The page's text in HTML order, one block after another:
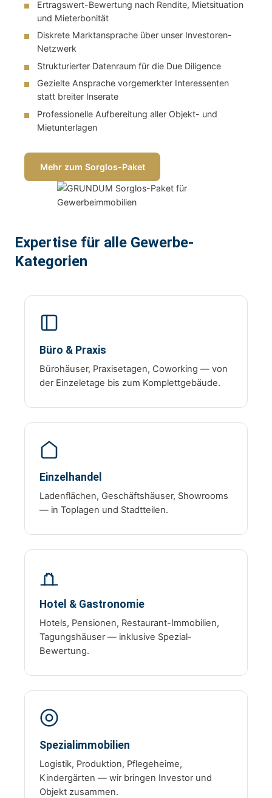
Ertragswert-Bewertung nach Rendite, Mietsituation
und Mieterbonität
Diskrete Marktansprache über unser Investoren-
Netzwerk
Strukturierter Datenraum für die Due Diligence
Gezielte Ansprache vorgemerkter Interessenten
statt breiter Inserate
Professionelle Aufbereitung aller Objekt- und
Mietunterlagen
Mehr zum Sorglos-Paket
Expertise für alle Gewerbe-
Kategorien
Büro & Praxis
Bürohäuser, Praxisetagen, Coworking — von
der Einzeletage bis zum Komplettgebäude.
Einzelhandel
Ladenflächen, Geschäftshäuser, Showrooms
— in Toplagen und Stadtteilen.
Hotel & Gastronomie
Hotels, Pensionen, Restaurant-Immobilien,
Tagungshäuser — inklusive Spezial-
Bewertung.
Spezialimmobilien
Logistik, Produktion, Pflegeheime,
Kindergärten — wir bringen Investor und
Objekt zusammen.